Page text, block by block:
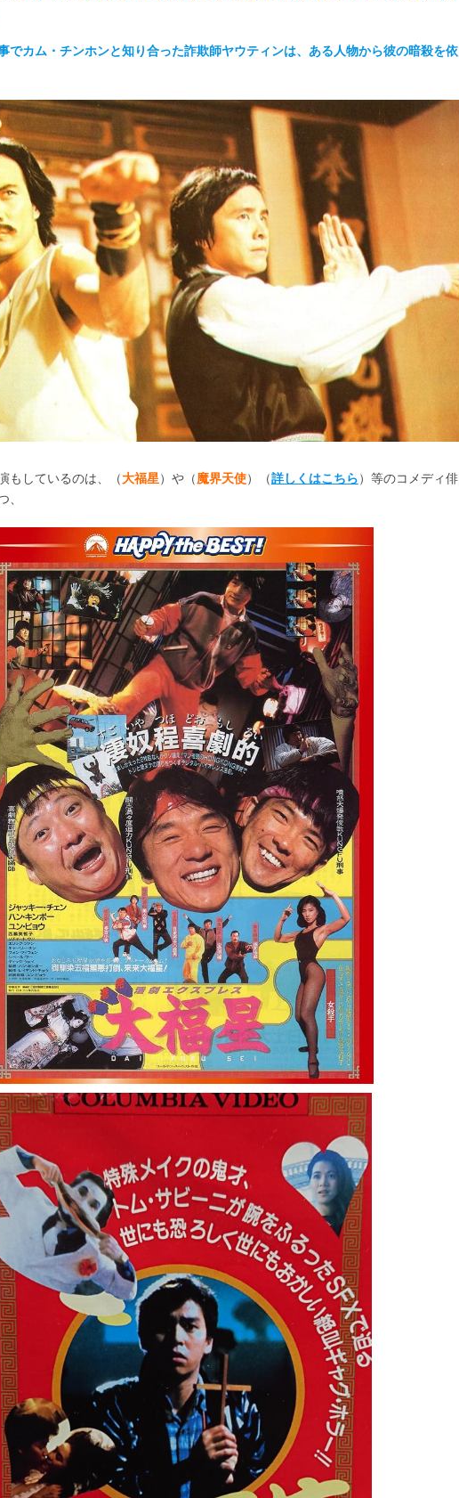
でカム・チンホンと知り合った詐欺師ヤウティンは、ある人物から彼の暗殺を依
もしているのは、（大福星）や（魔界天使）（詳しくはこちら）等のコメディ俳
、